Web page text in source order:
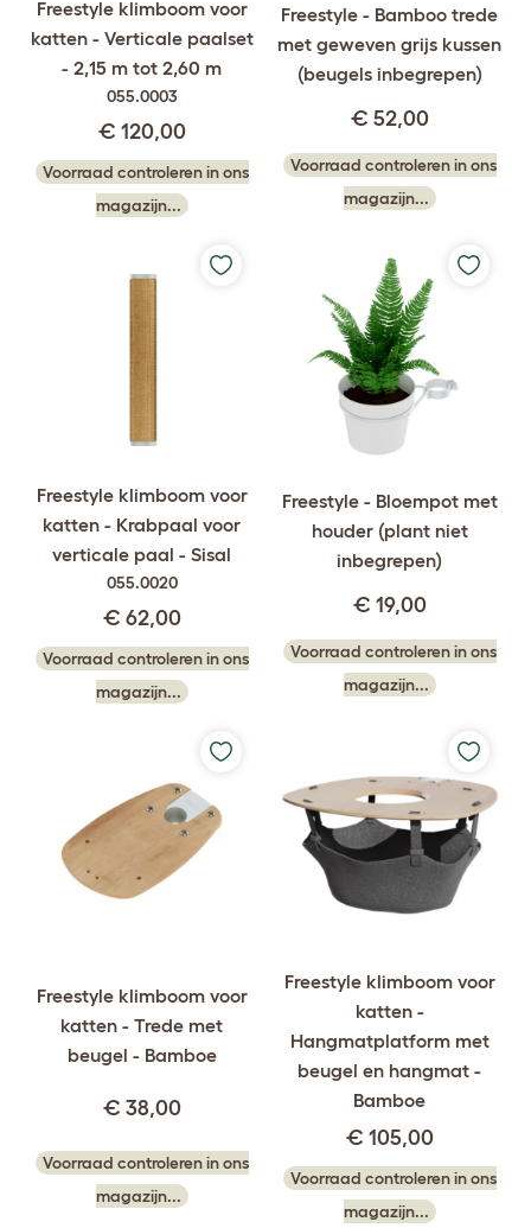
Freestyle klimboom voor
katten - Verticale paalset
- 2,15 m tot 2,60 m
055.0003
€ 120,00
Voorraad controleren in ons
magazijn...
Freestyle - Bamboo trede
met geweven grijs kussen
(beugels inbegrepen)
€ 52,00
Voorraad controleren in ons
magazijn...
Freestyle klimboom voor
katten - Krabpaal voor
verticale paal - Sisal
055.0020
€ 62,00
Voorraad controleren in ons
magazijn...
Freestyle - Bloempot met
houder (plant niet
inbegrepen)
€ 19,00
Voorraad controleren in ons
magazijn...
Freestyle klimboom voor
katten - Trede met
beugel - Bamboe
€ 38,00
Voorraad controleren in ons
magazijn...
Freestyle klimboom voor
katten -
Hangmatplatform met
beugel en hangmat -
Bamboe
€ 105,00
Voorraad controleren in ons
magazijn...